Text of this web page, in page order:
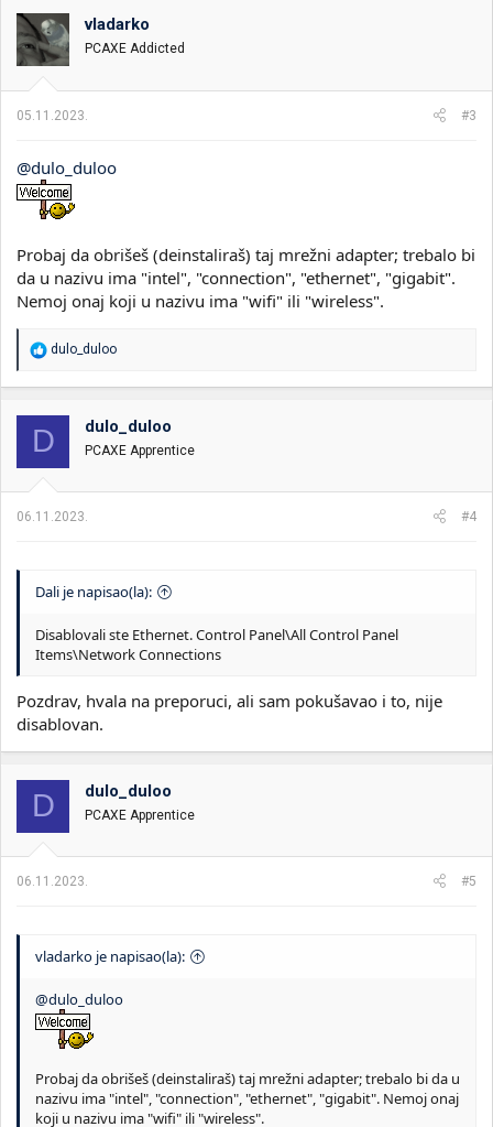
o
v
a
n
:
vladarko
PCAXE Addicted
05.11.2023. #3
@dulo_duloo
Probaj da obrišeš (deinstaliraš) taj mrežni adapter; trebalo bi
da u nazivu ima "intel", "connection", "ethernet", "gigabit".
Nemoj onaj koji u nazivu ima "wifi" ili "wireless".
R
o
v
a
n
:
dulo_duloo
D dulo_duloo
PCAXE Apprentice
06.11.2023. #4
Dali je napisao(la):
Disablovali ste Ethernet. Control Panel\All Control Panel
Items\Network Connections
Pozdrav, hvala na preporuci, ali sam pokušavao i to, nije
disablovan.
D dulo_duloo
PCAXE Apprentice
06.11.2023. #5
vladarko je napisao(la):
@dulo_duloo
Probaj da obrišeš (deinstaliraš) taj mrežni adapter; trebalo bi da u
nazivu ima "intel", "connection", "ethernet", "gigabit". Nemoj onaj
koji u nazivu ima "wifi" ili "wireless".